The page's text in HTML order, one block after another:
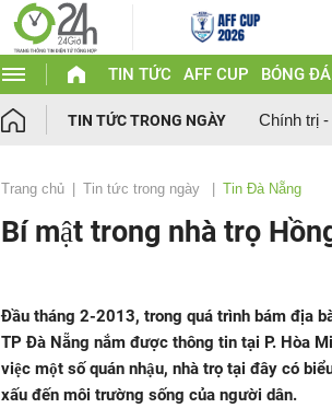
TIN TỨC AFF CUP BÓNG ĐÁ
TIN TỨC TRONG NGÀY Chính trị -
Trang chủ Tin tức trong ngày Tin Đà Nẵng
Bí mật trong nhà trọ
Đầu tháng 2-2013, trong quá trình bám địa
TP Đà Nẵng nắm được thông tin tại P. Hòa
việc một số quán nhậu, nhà trọ tại đây có
xấu đến môi trường sống của người dân.